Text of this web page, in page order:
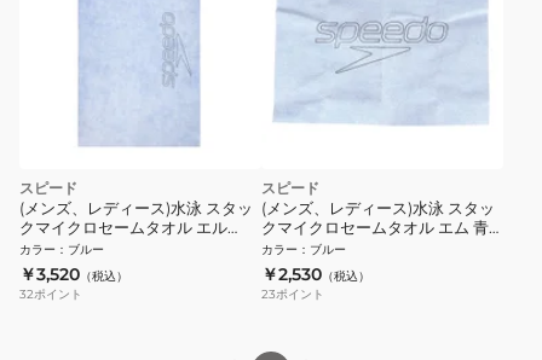
スピード
(メンズ、レディース)水泳 スタッ
クマイクロセームタオル エル
SE62606 BL
カラー ： ブルー
￥3,520 （税込）
32ポイント
スピード
(メンズ、レディース)水泳 スタッ
クマイクロセームタオル エム 青
ブルー SE62605 BL
カラー ： ブルー
￥2,530 （税込）
23ポイント